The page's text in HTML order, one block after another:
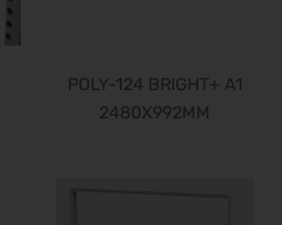
POLY-124 BRIGHT+ A1
2480X992MM